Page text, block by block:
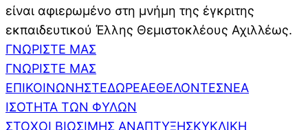
είναι αφιερωμένο στη μνήμη της έγκριτης
εκπαιδευτικού Έλλης Θεμιστοκλέους Αχιλλέως.
ΓΝΩΡΙΣΤΕ ΜΑΣ
ΓΝΩΡΙΣΤΕ ΜΑΣ
ΕΠΙΚΟΙΝΩΝΗΣΤΕΔΩΡΕΑΕΘΕΛΟΝΤΕΣΝΕΑ
ΙΣΟΤΗΤΑ ΤΩΝ ΦΥΛΩΝ
ΣΤΟΧΟΙ ΒΙΩΣΙΜΗΣ ΑΝΑΠΤΥΞΗΣΚΥΚΛΙΚΗ